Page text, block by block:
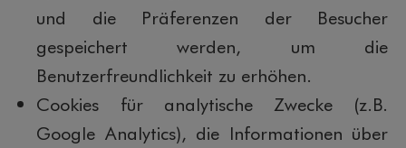
und die Präferenzen der Besucher
gespeichert werden, um die
Benutzerfreundlichkeit zu erhöhen.
Cookies für analytische Zwecke (z.B.
Google Analytics), die Informationen über